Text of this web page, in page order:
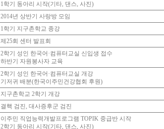
1학기 동아리 시작(기타, 댄스, 사진)
2014년 상반기 사랑방 모임
1학기 지구촌학교 종강
제 25회 센터 발표회
2학기 성인 한국어 ·컴퓨터교실 신입생 접수
하반기 자원봉사자 교육
2학기 성인 한국어 ·컴퓨터교실 개강
기저귀 배분(한국이주민건강협회 후원)
지구촌학교 2학기 개강
결핵 검진, 대사증후군 검진
이주민 직업능력개발프로그램 TOPIK 중급반 시작
2학기 동아리 시작(기타, 댄스, 사진)